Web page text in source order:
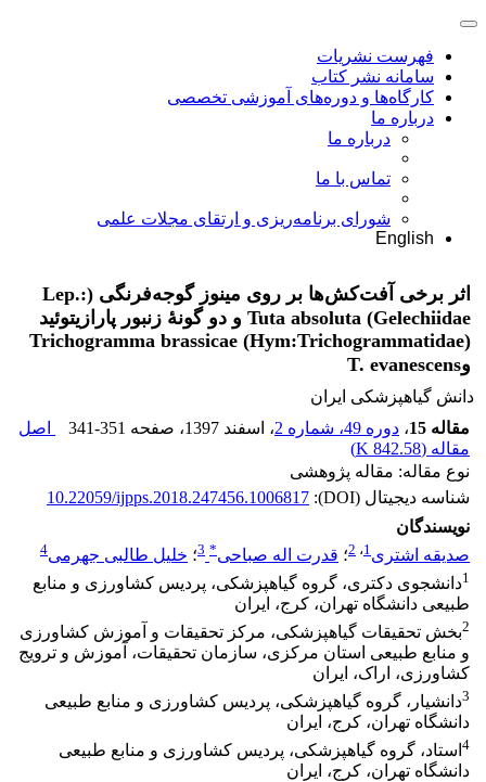
فهرست نشریات
سامانه نشر کتاب
کارگاه‌ها و دوره‌های آموزشی تخصصی
درباره ما
درباره ما
تماس با ما
شورای برنامه‌ریزی و ارتقای مجلات علمی
English
اثر برخی آفت‌کش‌ها بر روی مینوز گوجه‌فرنگی (Lep.:
Gelechiidae) Tuta absoluta و دو گونۀ زنبور پارازیتوئید
(Hym:Trichogrammatidae) Trichogramma brassicae
وT. evanescens
دانش گیاهپزشکی ایران
مقاله 15
، دوره 49، شماره 2 ، اسفند 1397 ، صفحه 341-351
اصل
مقاله (842.58 K
)
نوع مقاله: مقاله پژوهشی
شناسه دیجیتال (DOI):
10.22059/ijpps.2018.247456.1006817
نویسندگان
صدیقه اشتری1، 2؛ قدرت اله صباحی*
3؛ خلیل طالبی جهرمی4
1دانشجوی دکتری، گروه گیاهپزشکی، پردیس کشاورزی و منابع
طبیعی دانشگاه تهران، کرج، ایران
2بخش تحقیقات گیاهپزشکی، مرکز تحقیقات و آموزش کشاورزی
و منابع طبیعی استان مرکزی، سازمان تحقیقات، آموزش و ترویج
کشاورزی، اراک، ایران
3دانشیار، گروه گیاهپزشکی، پردیس کشاورزی و منابع طبیعی
دانشگاه تهران، کرج، ایران
4 استاد، گروه گیاهپزشکی، پردیس کشاورزی و منابع طبیعی
دانشگاه تهران، کرج، ایران